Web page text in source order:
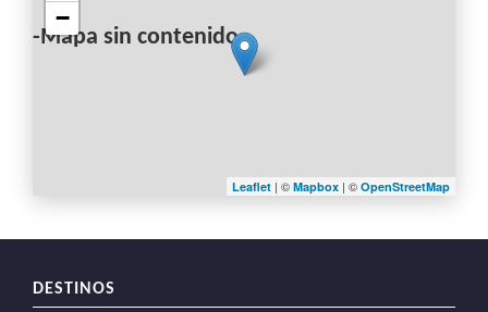
-Mapa sin contenido-
−
Leaflet | © Mapbox | © OpenStreetMap
DESTINOS